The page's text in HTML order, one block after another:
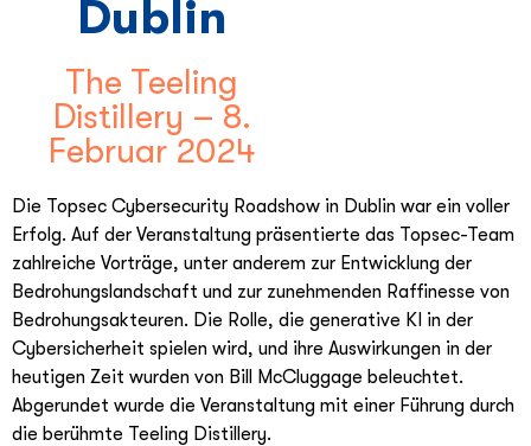
Dublin
The Teeling
Distillery – 8.
Februar 2024
Die Topsec Cybersecurity Roadshow in Dublin war ein voller
Erfolg. Auf der Veranstaltung präsentierte das Topsec-Team
zahlreiche Vorträge, unter anderem zur Entwicklung der
Bedrohungslandschaft und zur zunehmenden Raffinesse von
Bedrohungsakteuren. Die Rolle, die generative KI in der
Cybersicherheit spielen wird, und ihre Auswirkungen in der
heutigen Zeit wurden von Bill McCluggage beleuchtet.
Abgerundet wurde die Veranstaltung mit einer Führung durch
die berühmte Teeling Distillery.